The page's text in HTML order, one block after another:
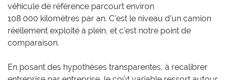
véhicule de référence parcourt environ
108 000 kilomètres par an. C’est le niveau d’un camion
réellement exploité à plein, et c’est notre point de
comparaison.
En posant des hypothèses transparentes, à recalibrer